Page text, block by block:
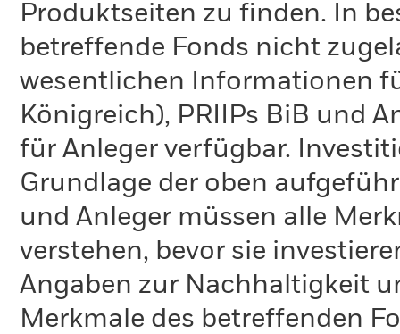
Produktseiten zu finden. In
betreffende Fonds nicht
wesentlichen Informationen
Königreich), PRIIPs BiB und
für Anleger verfügbar.
Grundlage der oben
und Anleger müssen alle
verstehen, bevor sie
Angaben zur Nachhaltigkeit
Merkmale des betreffenden